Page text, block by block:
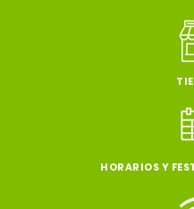
HORARIOS Y